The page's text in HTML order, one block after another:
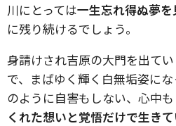
川にとっては一生忘れ得ぬ夢
に残り続けるでしょう。
身請けされ吉原の大門を出て
で、まばゆく輝く白無垢姿に
のように自害もしない、心中も
くれた想いと覚悟だけで生きて